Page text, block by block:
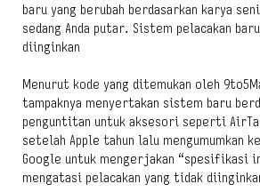
baru yang berubah berdasarkan karya
sedang Anda putar. Sistem pelacakan
diinginkan
Menurut kode yang ditemukan oleh
tampaknya menyertakan sistem baru
penguntitan untuk aksesori seperti
setelah Apple tahun lalu mengumumkan
Google untuk mengerjakan “spesifikasi
mengatasi pelacakan yang tidak